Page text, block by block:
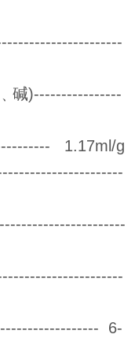
碱)----------------
1.17ml/g
6-